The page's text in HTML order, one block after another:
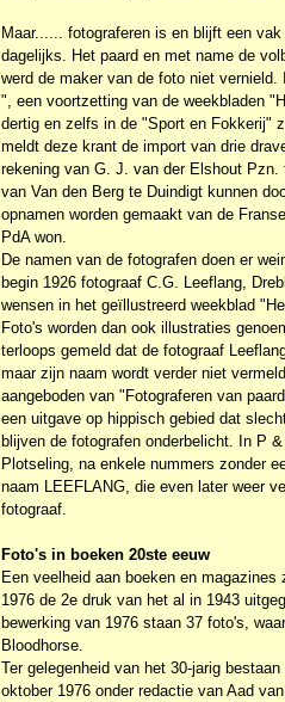
Maar...... fotograferen is en blijft een
dagelijks. Het paard en met name de
werd de maker van de foto niet
", een voortzetting van de weekbladen
dertig en zelfs in de "Sport en Fokkerij"
meldt deze krant de import van drie
rekening van G. J. van der Elshout
van Van den Berg te Duindigt kunnen
opnamen worden gemaakt van de
PdA won.
De namen van de fotografen doen er
begin 1926 fotograaf C.G. Leeflang,
wensen in het geïllustreerd weekblad
Foto's worden dan ook illustraties
terloops gemeld dat de fotograaf
maar zijn naam wordt verder niet
aangeboden van "Fotograferen van
een uitgave op hippisch gebied dat
blijven de fotografen onderbelicht. In P
Plotseling, na enkele nummers zonder
naam LEEFLANG, die even later weer
fotograaf.
Foto's in boeken 20ste eeuw
Een veelheid aan boeken en
1976 de 2e druk van het al in 1943
bewerking van 1976 staan 37 foto's,
Bloodhorse.
Ter gelegenheid van het 30-jarig
oktober 1976 onder redactie van Aad